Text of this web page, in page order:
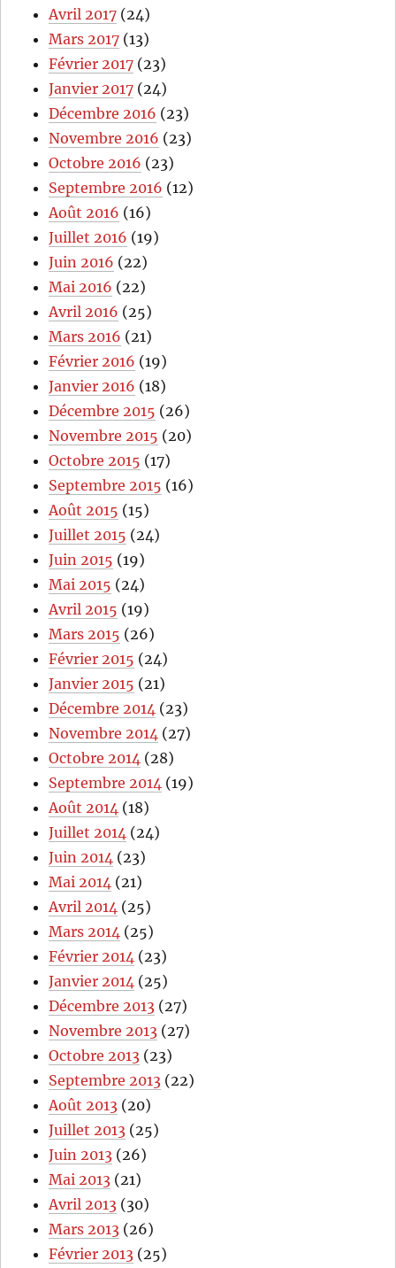
Avril 2017 (24)
Mars 2017 (13)
Février 2017 (23)
Janvier 2017 (24)
Décembre 2016 (23)
Novembre 2016 (23)
Octobre 2016 (23)
Septembre 2016 (12)
Août 2016 (16)
Juillet 2016 (19)
Juin 2016 (22)
Mai 2016 (22)
Avril 2016 (25)
Mars 2016 (21)
Février 2016 (19)
Janvier 2016 (18)
Décembre 2015 (26)
Novembre 2015 (20)
Octobre 2015 (17)
Septembre 2015 (16)
Août 2015 (15)
Juillet 2015 (24)
Juin 2015 (19)
Mai 2015 (24)
Avril 2015 (19)
Mars 2015 (26)
Février 2015 (24)
Janvier 2015 (21)
Décembre 2014 (23)
Novembre 2014 (27)
Octobre 2014 (28)
Septembre 2014 (19)
Août 2014 (18)
Juillet 2014 (24)
Juin 2014 (23)
Mai 2014 (21)
Avril 2014 (25)
Mars 2014 (25)
Février 2014 (23)
Janvier 2014 (25)
Décembre 2013 (27)
Novembre 2013 (27)
Octobre 2013 (23)
Septembre 2013 (22)
Août 2013 (20)
Juillet 2013 (25)
Juin 2013 (26)
Mai 2013 (21)
Avril 2013 (30)
Mars 2013 (26)
Février 2013 (25)